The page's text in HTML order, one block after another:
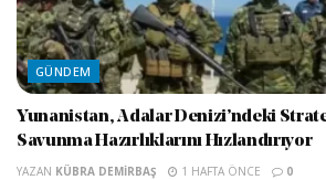
GÜNDEM
Yunanistan, Adalar Denizi’ndeki
Savunma Hazırlıklarını Hızlandırıyor
YAZAN KÜBRA DEMIRBAŞ 1 HAFTA ÖNCE 0